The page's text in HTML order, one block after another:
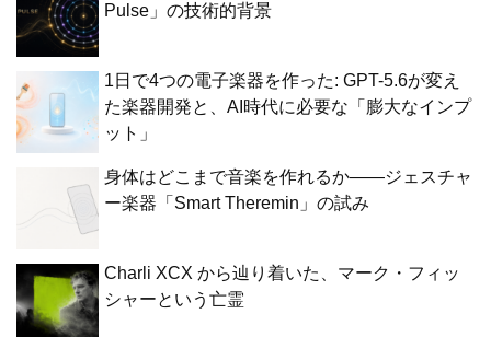
Pulse」の技術的背景
1日で4つの電子楽器を作った: GPT-5.6が変え
た楽器開発と、AI時代に必要な「膨大なインプ
ット」
身体はどこまで音楽を作れるか——ジェスチャ
ー楽器「Smart Theremin」の試み
Charli XCX から辿り着いた、マーク・フィッ
シャーという亡霊